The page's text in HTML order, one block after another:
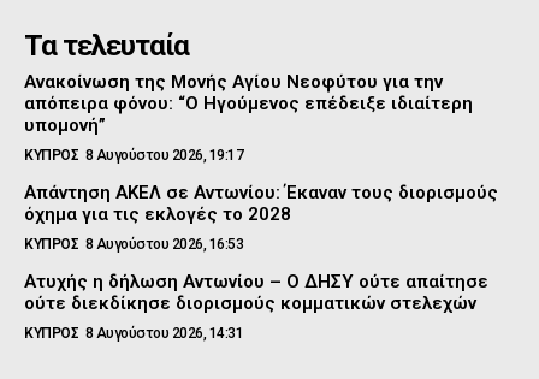
Τα τελευταία
Ανακοίνωση της Μονής Αγίου Νεοφύτου για την
απόπειρα φόνου: “Ο Ηγούμενος επέδειξε ιδιαίτερη
υπομονή”
ΚΥΠΡΟΣ 8 Αυγούστου 2026, 19:17
Απάντηση ΑΚΕΛ σε Αντωνίου: Έκαναν τους διορισμούς
όχημα για τις εκλογές το 2028
ΚΥΠΡΟΣ 8 Αυγούστου 2026, 16:53
Ατυχής η δήλωση Αντωνίου – Ο ΔΗΣΥ ούτε απαίτησε
ούτε διεκδίκησε διορισμούς κομματικών στελεχών
ΚΥΠΡΟΣ 8 Αυγούστου 2026, 14:31